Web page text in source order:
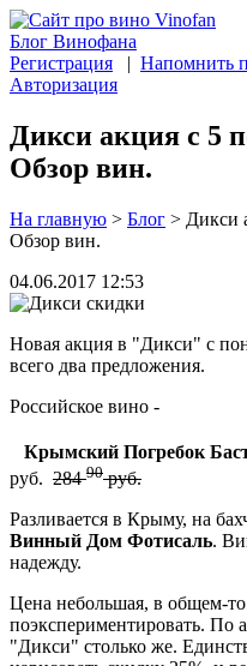
Блог Винофана
Регистрация | Напомнить
Авторизация
Дикси акция с 5
Обзор вин.
На главную > Блог > Дикси
Обзор вин.
04.06.2017 12:53
Новая акция в "Дикси" с
всего два предложения.
Российское вино -
Крымский Погребок
руб. 28490руб.
Разливается в Крыму, на
Винный Дом Фотисаль.
надежду.
Цена небольшая, в общем-
поэкспериментировать. По
"Дикси" столько же.